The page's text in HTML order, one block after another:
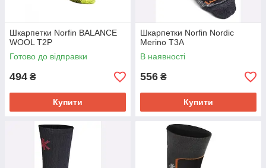
Шкарпетки Norfin BALANCE
WOOL T2P
Готово до відправки
494 ₴
Купити
Шкарпетки Norfin Nordic
Merino T3A
В наявності
556 ₴
Купити